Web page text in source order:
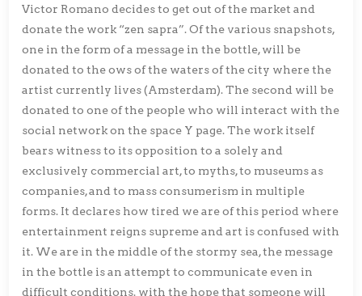
Victor Romano decides to get out of the market and
donate the work “zen sapra”. Of the various snapshots,
one in the form of a message in the bottle, will be
donated to the ows of the waters of the city where the
artist currently lives (Amsterdam). The second will be
donated to one of the people who will interact with the
social network on the space Y page. The work itself
bears witness to its opposition to a solely and
exclusively commercial art, to myths, to museums as
companies, and to mass consumerism in multiple
forms. It declares how tired we are of this period where
entertainment reigns supreme and art is confused with
it. We are in the middle of the stormy sea, the message
in the bottle is an attempt to communicate even in
difficult conditions. with the hope that someone will